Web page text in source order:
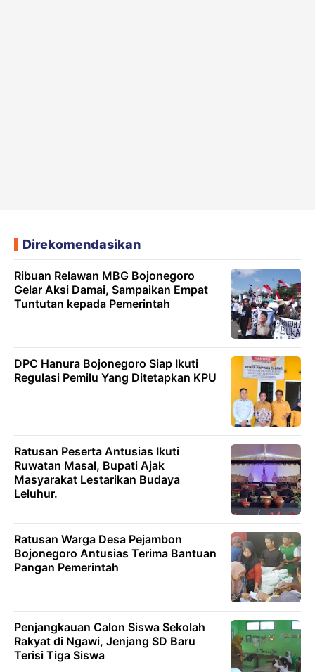
Direkomendasikan
Ribuan Relawan MBG Bojonegoro
Gelar Aksi Damai, Sampaikan Empat
Tuntutan kepada Pemerintah
DPC Hanura Bojonegoro Siap Ikuti
Regulasi Pemilu Yang Ditetapkan KPU
Ratusan Peserta Antusias Ikuti
Ruwatan Masal, Bupati Ajak
Masyarakat Lestarikan Budaya
Leluhur.
Ratusan Warga Desa Pejambon
Bojonegoro Antusias Terima Bantuan
Pangan Pemerintah
Penjangkauan Calon Siswa Sekolah
Rakyat di Ngawi, Jenjang SD Baru
Terisi Tiga Siswa